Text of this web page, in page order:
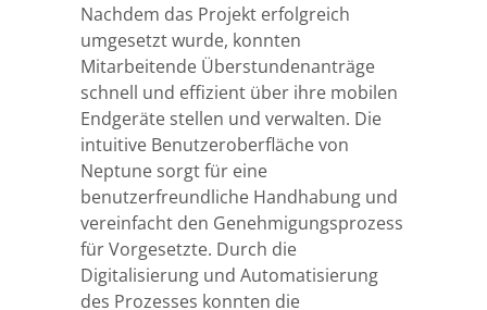
Nachdem das Projekt erfolgreich
umgesetzt wurde, konnten
Mitarbeitende Überstundenanträge
schnell und effizient über ihre mobilen
Endgeräte stellen und verwalten. Die
intuitive Benutzeroberfläche von
Neptune sorgt für eine
benutzerfreundliche Handhabung und
vereinfacht den Genehmigungsprozess
für Vorgesetzte. Durch die
Digitalisierung und Automatisierung
des Prozesses konnten die